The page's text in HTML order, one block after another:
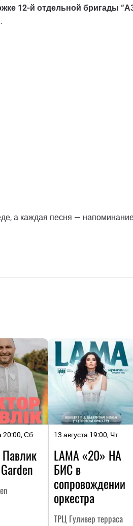
12-й отдельной бригады
а каждая песня —
20:00, Сб 13 августа 19:00, Чт
LAMA «20» НА
БИC в
сопровождении
оркестра
ТРЦ Гуливер терраса